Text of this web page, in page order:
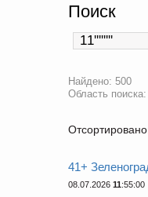
Поиск
Найдено: 500
Область
41+
08.07.2026 11:55:00